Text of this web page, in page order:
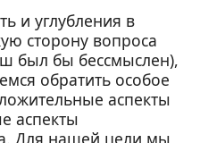
и углубления в
сторону вопроса
был бы бессмыслен),
обратить особое
аспекты
аспекты